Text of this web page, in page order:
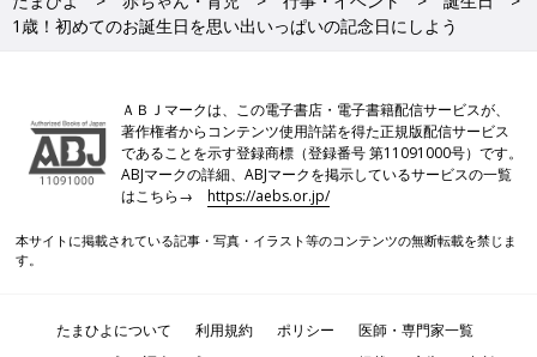
1歳！初めてのお誕生日を思い出いっぱいの記念日にしよう
ＡＢＪマークは、この電子書店・電子書籍配信サービスが、
著作権者からコンテンツ使用許諾を得た正規版配信サービス
であることを示す登録商標（登録番号 第11091000号）です。
ABJマークの詳細、ABJマークを掲示しているサービスの一覧
はこちら→https://aebs.or.jp/
本サイトに掲載されている記事・写真・イラスト等のコンテンツの無断転載を禁じま
す。
たまひよについて 利用規約 ポリシー
医師・専門家一覧